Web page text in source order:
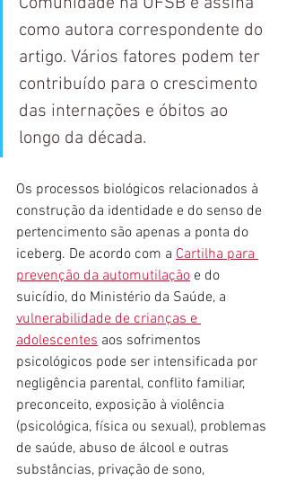
como autora correspondente do
artigo. Vários fatores podem ter
contribuído para o crescimento
das internações e óbitos ao
longo da década.
Os processos biológicos relacionados à
construção da identidade e do senso de
pertencimento são apenas a ponta do
iceberg. De acordo com a Cartilha para
prevenção da automutilação e do
suicídio, do Ministério da Saúde, a
vulnerabilidade de crianças e
adolescentes aos sofrimentos
psicológicos pode ser intensificada por
negligência parental, conflito familiar,
preconceito, exposição à violência
(psicológica, física ou sexual), problemas
de saúde, abuso de álcool e outras
substâncias, privação de sono,